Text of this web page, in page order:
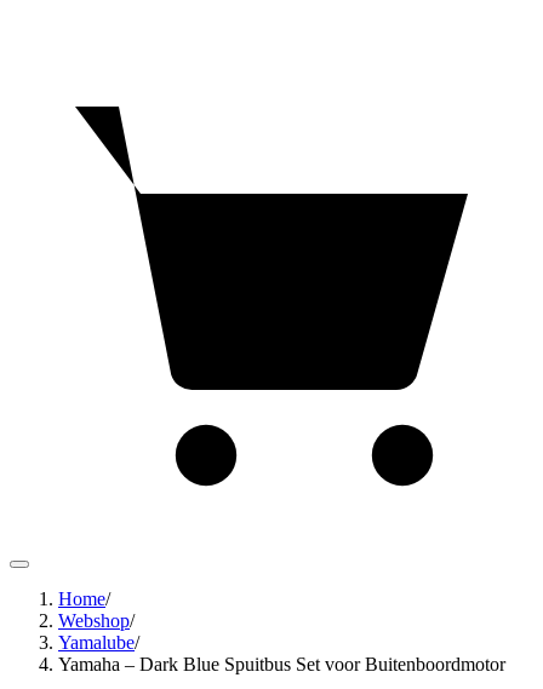
Home/
Webshop/
Yamalube/
Yamaha – Dark Blue Spuitbus Set voor Buitenboordmotor